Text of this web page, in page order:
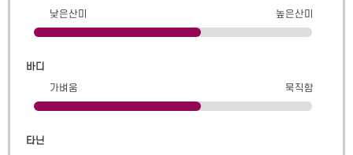
낮은산미
높은산미
바디
가벼움
묵직함
타닌